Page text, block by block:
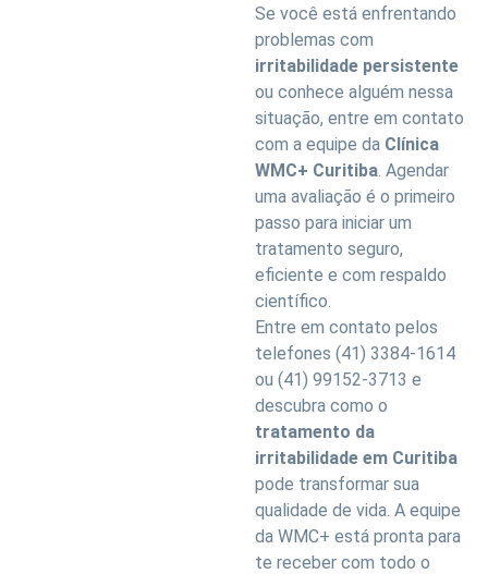
Se você está enfrentando
problemas com
irritabilidade persistente
ou conhece alguém nessa
situação, entre em contato
com a equipe da Clínica
WMC+ Curitiba. Agendar
uma avaliação é o primeiro
passo para iniciar um
tratamento seguro,
eficiente e com respaldo
científico.
Entre em contato pelos
telefones (41) 3384-1614
ou (41) 99152-3713 e
descubra como o
tratamento da
irritabilidade em Curitiba
pode transformar sua
qualidade de vida. A equipe
da WMC+ está pronta para
te receber com todo o